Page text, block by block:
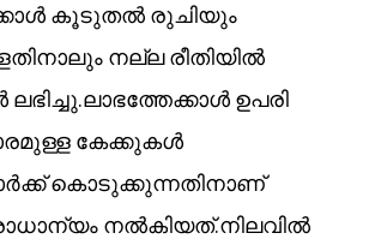
കൂടുതൽ രുചിയും
നല്ല രീതിയിൽ
ഉപരി
കേക്കുകൾ
കൊടുക്കുന്നതിനാണ്
നൽകിയത്.നിലവിൽ